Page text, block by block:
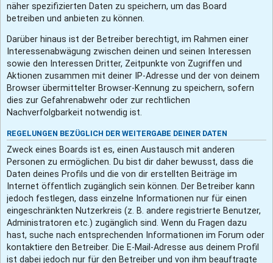
näher spezifizierten Daten zu speichern, um das Board
betreiben und anbieten zu können.
Darüber hinaus ist der Betreiber berechtigt, im Rahmen einer
Interessenabwägung zwischen deinen und seinen Interessen
sowie den Interessen Dritter, Zeitpunkte von Zugriffen und
Aktionen zusammen mit deiner IP-Adresse und der von deinem
Browser übermittelter Browser-Kennung zu speichern, sofern
dies zur Gefahrenabwehr oder zur rechtlichen
Nachverfolgbarkeit notwendig ist.
REGELUNGEN BEZÜGLICH DER WEITERGABE DEINER DATEN
Zweck eines Boards ist es, einen Austausch mit anderen
Personen zu ermöglichen. Du bist dir daher bewusst, dass die
Daten deines Profils und die von dir erstellten Beiträge im
Internet öffentlich zugänglich sein können. Der Betreiber kann
jedoch festlegen, dass einzelne Informationen nur für einen
eingeschränkten Nutzerkreis (z. B. andere registrierte Benutzer,
Administratoren etc.) zugänglich sind. Wenn du Fragen dazu
hast, suche nach entsprechenden Informationen im Forum oder
kontaktiere den Betreiber. Die E-Mail-Adresse aus deinem Profil
ist dabei jedoch nur für den Betreiber und von ihm beauftragte